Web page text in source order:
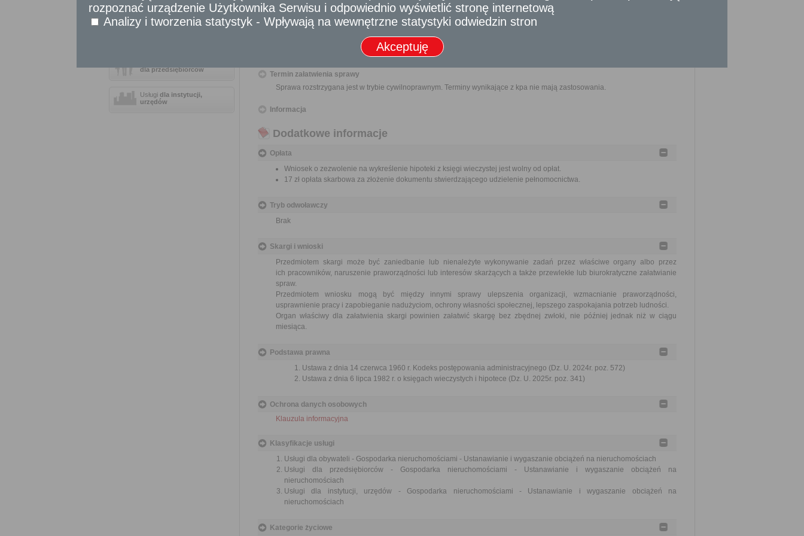
Sprawy komunikacyjne
Sprawy obywatelskie
Udostępnianie informacji publicznej
dla przedsiębiorców
Usługi dla instytucji,
urzędów
Dokument stanowiący podstawę wpisu hipoteki (oryginał do wglądu celem potwierdzenia za zgodność).
Pełnomocnictwo w przypadku ustanowienia pełnomocnika wraz z dowodem uiszczenia stosownej opłaty.
Obywatel, Przedsiębiorca, Instytucja
Termin załatwienia sprawy
Sprawa rozstrzygana jest w trybie cywilnoprawnym. Terminy wynikające z kpa nie mają zastosowania.
Informacja
Dodatkowe informacje
Opłata
Wniosek o zezwolenie na wykreślenie hipoteki z księgi wieczystej jest wolny od opłat.
17 zł opłata skarbowa za złożenie dokumentu stwierdzającego udzielenie pełnomocnictwa.
Tryb odwoławczy
Brak
Skargi i wnioski
Przedmiotem skargi może być zaniedbanie lub nienależyte wykonywanie zadań przez właściwe organy albo przez
ich pracowników, naruszenie praworządności lub interesów skarżących a także przewlekłe lub biurokratyczne załatwianie
spraw.
Przedmiotem wniosku mogą być między innymi sprawy ulepszenia organizacji, wzmacnianie praworządności,
usprawnienie pracy i zapobieganie nadużyciom, ochrony własności społecznej, lepszego zaspokajania potrzeb ludności.
Organ właściwy dla załatwienia skargi powinien załatwić skargę bez zbędnej zwłoki, nie później jednak niż w ciągu
miesiąca.
Podstawa prawna
Ustawa z dnia 14 czerwca 1960 r. Kodeks postępowania administracyjnego (Dz. U. 2024r. poz. 572)
Ustawa z dnia 6 lipca 1982 r. o księgach wieczystych i hipotece (Dz. U. 2025r. poz. 341)
Ochrona danych osobowych
Klauzula informacyjna
Klasyfikacje usługi
Usługi dla obywateli - Gospodarka nieruchomościami - Ustanawianie i wygaszanie obciążeń na nieruchomościach
Usługi dla przedsiębiorców - Gospodarka nieruchomościami - Ustanawianie i wygaszanie obciążeń na
nieruchomościach
Usługi dla instytucji, urzędów - Gospodarka nieruchomościami - Ustanawianie i wygaszanie obciążeń na
nieruchomościach
Kategorie życiowe
rozpoznać urządzenie Użytkownika Serwisu i odpowiednio wyświetlić stronę internetową
Analizy i tworzenia statystyk - Wpływają na wewnętrzne statystyki odwiedzin stron
Akceptuję